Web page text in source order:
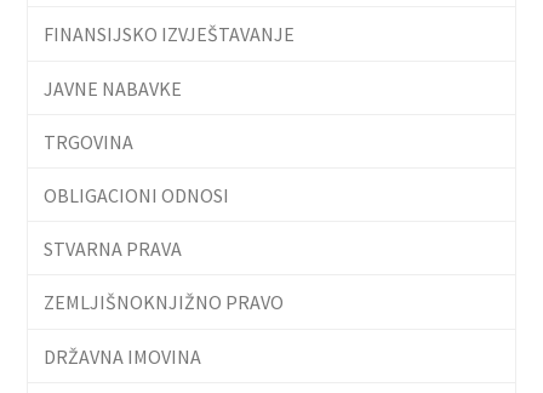
FINANSIJSKO IZVJEŠTAVANJE
JAVNE NABAVKE
TRGOVINA
OBLIGACIONI ODNOSI
STVARNA PRAVA
ZEMLJIŠNOKNJIŽNO PRAVO
DRŽAVNA IMOVINA